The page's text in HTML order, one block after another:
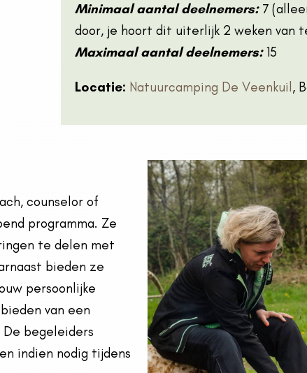
Minimaal aantal deelnemers: 7
door, je hoort dit uiterlijk 2 weken van
Maximaal aantal deelnemers:15
Locatie: Natuurcamping De Veenkuil ,
counselor of
programma. Ze
te delen met
bieden ze
persoonlijke
van een
De begeleiders
indien nodig tijdens